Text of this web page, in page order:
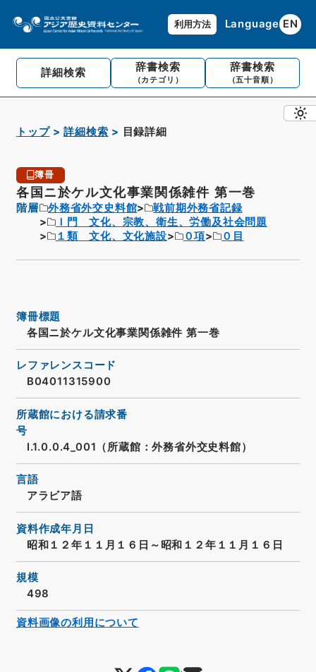
利用方法 Language EN
詳細検索 辞書検索
（カテゴリ）
辞書検索
（五十音順）
トップ 詳細検索 目録詳細
簿冊
各国ニ於ケル文化事業関係雑件 第一巻
階層 外務省外交史料館
戦前期外務省記録
Ｉ門 文化、宗教、衛生、労働及社会問題
１類 文化、文化施設
０項 ０目
簿冊標題
各国ニ於ケル文化事業関係雑件 第一巻
レファレンスコード
B04011315900
所蔵館における請求番
号
I.1.0.0.4_001（所蔵館：外務省外交史料館）
言語
アラビア語
資料作成年月日
昭和１２年１１月１６日～昭和１２年１１月１６日
規模
498
資料画像の利用について